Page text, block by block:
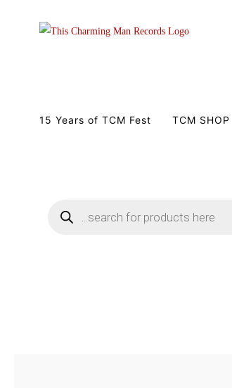
15 Years of TCM Fest TCM SHOP
search